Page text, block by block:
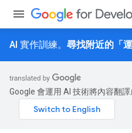
AI 實作訓練。 尋找附近的「
Google 會運用 AI 技術將內容翻